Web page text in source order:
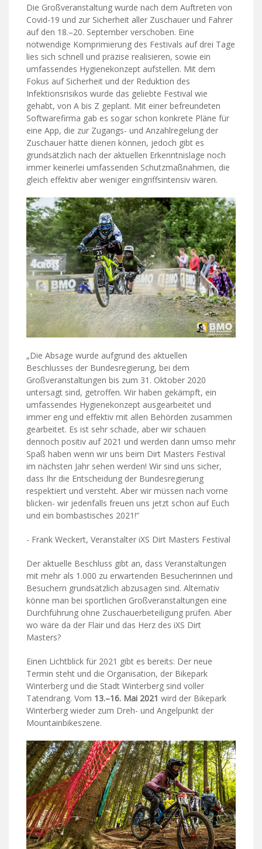
Die Großveranstaltung wurde nach dem Auftreten von
Covid-19 und zur Sicherheit aller Zuschauer und Fahrer
auf den 18.–20. September verschoben. Eine
notwendige Komprimierung des Festivals auf drei Tage
lies sich schnell und präzise realisieren, sowie ein
umfassendes Hygienekonzept aufstellen. Mit dem
Fokus auf Sicherheit und der Reduktion des
Infektionsrisikos wurde das geliebte Festival wie
gehabt, von A bis Z geplant. Mit einer befreundeten
Softwarefirma gab es sogar schon konkrete Pläne für
eine App, die zur Zugangs- und Anzahlregelung der
Zuschauer hätte dienen können, jedoch gibt es
grundsätzlich nach der aktuellen Erkenntnislage noch
immer keinerlei umfassenden Schutzmaßnahmen, die
gleich effektiv aber weniger eingriffsintensiv wären.
„Die Absage wurde aufgrund des aktuellen
Beschlusses der Bundesregierung, bei dem
Großveranstaltungen bis zum 31. Oktober 2020
untersagt sind, getroffen. Wir haben gekämpft, ein
umfassendes Hygienekonzept ausgearbeitet und
immer eng und effektiv mit allen Behörden zusammen
gearbeitet. Es ist sehr schade, aber wir schauen
dennoch positiv auf 2021 und werden dann umso mehr
Spaß haben wenn wir uns beim Dirt Masters Festival
im nächsten Jahr sehen werden! Wir sind uns sicher,
dass Ihr die Entscheidung der Bundesregierung
respektiert und versteht. Aber wir müssen nach vorne
blicken- wir jedenfalls freuen uns jetzt schon auf Euch
und ein bombastisches 2021!“
- Frank Weckert, Veranstalter iXS Dirt Masters Festival
Der aktuelle Beschluss gibt an, dass Veranstaltungen
mit mehr als 1.000 zu erwartenden Besucherinnen und
Besuchern grundsätzlich abzusagen sind. Alternativ
könne man bei sportlichen Großveranstaltungen eine
Durchführung ohne Zuschauerbeteiligung prüfen. Aber
wo wäre da der Flair und das Herz des iXS Dirt
Masters?
Einen Lichtblick für 2021 gibt es bereits: Der neue
Termin steht und die Organisation, der Bikepark
Winterberg und die Stadt Winterberg sind voller
Tatendrang. Vom 13.–16. Mai 2021 wird der Bikepark
Winterberg wieder zum Dreh- und Angelpunkt der
Mountainbikeszene.